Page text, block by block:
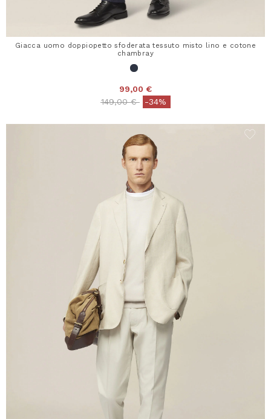
Giacca uomo doppiopetto sfoderata tessuto misto lino e cotone
chambray
99,00 €
Price reduced from
149,00 €to-34%